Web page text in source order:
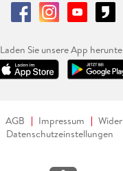
Laden Sie unsere App
AGB Impressum
Datenschutzeinstellungen